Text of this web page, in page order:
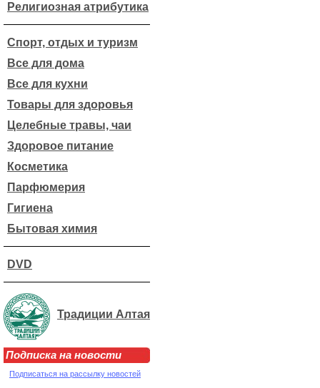
Религиозная атрибутика
Спорт, отдых и туризм
Все для дома
Все для кухни
Товары для здоровья
Целебные травы, чаи
Здоровое питание
Косметика
Парфюмерия
Гигиена
Бытовая химия
DVD
Традиции Алтая
Подписка на новости
Подписаться на рассылку новостей